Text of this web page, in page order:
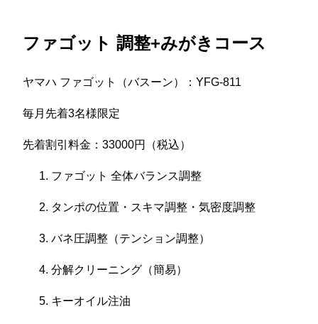
ファゴット 調整+みがきコース
ヤマハ ファゴット（バスーン）：YFG-811
毎月先着3名様限定
先着割引料金：33000円（税込）
ファゴット 全体バランス調整
タンポの位置・スキマ調整・気密度調整
バネ圧調整（テンション調整）
分解クリーニング（簡易）
キーオイル注油